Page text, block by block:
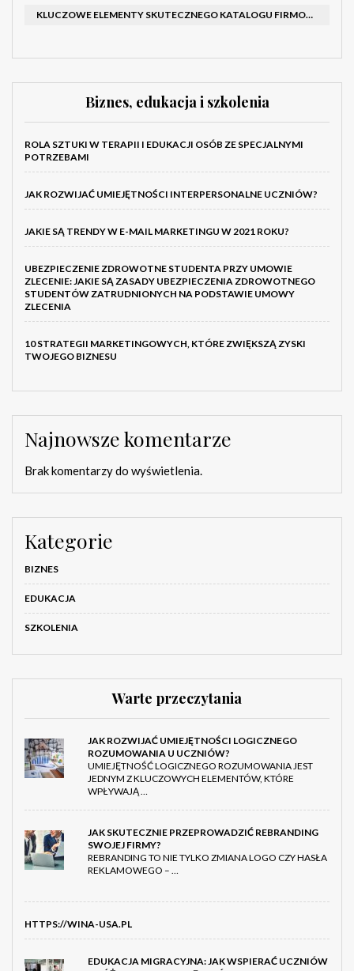
KLUCZOWE ELEMENTY SKUTECZNEGO KATALOGU FIRMOWEGO I BROSZURY
Biznes, edukacja i szkolenia
ROLA SZTUKI W TERAPII I EDUKACJI OSÓB ZE SPECJALNYMI
POTRZEBAMI
JAK ROZWIJAĆ UMIEJĘTNOŚCI INTERPERSONALNE UCZNIÓW?
JAKIE SĄ TRENDY W E-MAIL MARKETINGU W 2021 ROKU?
UBEZPIECZENIE ZDROWOTNE STUDENTA PRZY UMOWIE
ZLECENIE: JAKIE SĄ ZASADY UBEZPIECZENIA ZDROWOTNEGO
STUDENTÓW ZATRUDNIONYCH NA PODSTAWIE UMOWY
ZLECENIA
10 STRATEGII MARKETINGOWYCH, KTÓRE ZWIĘKSZĄ ZYSKI
TWOJEGO BIZNESU
Najnowsze komentarze
Brak komentarzy do wyświetlenia.
Kategorie
BIZNES
EDUKACJA
SZKOLENIA
Warte przeczytania
JAK ROZWIJAĆ UMIEJĘTNOŚCI LOGICZNEGO
ROZUMOWANIA U UCZNIÓW?
UMIEJĘTNOŚĆ LOGICZNEGO ROZUMOWANIA JEST
JEDNYM Z KLUCZOWYCH ELEMENTÓW, KTÓRE
WPŁYWAJĄ …
JAK SKUTECZNIE PRZEPROWADZIĆ REBRANDING
SWOJEJ FIRMY?
REBRANDING TO NIE TYLKO ZMIANA LOGO CZY HASŁA
REKLAMOWEGO – …
HTTPS://WINA-USA.PL
EDUKACJA MIGRACYJNA: JAK WSPIERAĆ UCZNIÓW